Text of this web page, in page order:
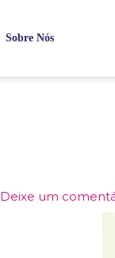
Sobre Nós
Deixe um